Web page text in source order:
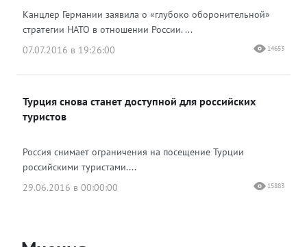
Канцлер Германии заявила о «глубоко оборонительной»
стратегии НАТО в отношении России. ...
07.07.2016 в 19:26:00
14653
Турция снова станет доступной для российских
туристов
Россия снимает ограничения на посещение Турции
российскими туристами....
29.06.2016 в 00:00:00
15883